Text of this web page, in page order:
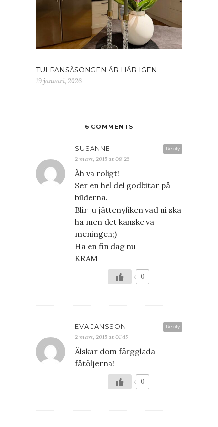
TULPANSÄSONGEN ÄR HÄR IGEN
19 januari, 2026
6 COMMENTS
Reply
SUSANNE
2 mars, 2015 at 08:26
Åh va roligt!
Ser en hel del godbitar på
bilderna.
Blir ju jättenyfiken vad ni ska
ha men det kanske va
meningen;)
Ha en fin dag nu
KRAM
0
Reply
EVA JANSSON
2 mars, 2015 at 01:45
Älskar dom färgglada
fåtöljerna!
0